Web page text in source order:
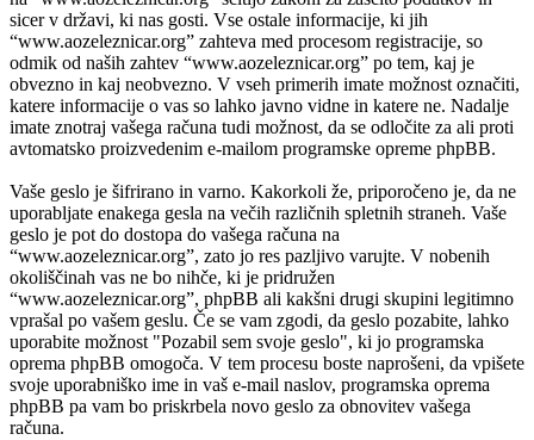
sicer v državi, ki nas gosti. Vse ostale informacije, ki jih
“www.aozeleznicar.org” zahteva med procesom registracije, so
odmik od naših zahtev “www.aozeleznicar.org” po tem, kaj je
obvezno in kaj neobvezno. V vseh primerih imate možnost označiti,
katere informacije o vas so lahko javno vidne in katere ne. Nadalje
imate znotraj vašega računa tudi možnost, da se odločite za ali proti
avtomatsko proizvedenim e-mailom programske opreme phpBB.
Vaše geslo je šifrirano in varno. Kakorkoli že, priporočeno je, da ne
uporabljate enakega gesla na večih različnih spletnih straneh. Vaše
geslo je pot do dostopa do vašega računa na
“www.aozeleznicar.org”, zato jo res pazljivo varujte. V nobenih
okoliščinah vas ne bo nihče, ki je pridružen
“www.aozeleznicar.org”, phpBB ali kakšni drugi skupini legitimno
vprašal po vašem geslu. Če se vam zgodi, da geslo pozabite, lahko
uporabite možnost "Pozabil sem svoje geslo", ki jo programska
oprema phpBB omogoča. V tem procesu boste naprošeni, da vpišete
svoje uporabniško ime in vaš e-mail naslov, programska oprema
phpBB pa vam bo priskrbela novo geslo za obnovitev vašega
računa.